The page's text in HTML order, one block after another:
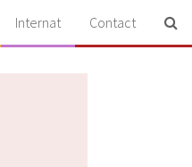
Internat Contact